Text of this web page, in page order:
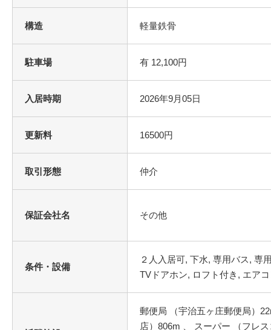
構造 軽量鉄骨
駐車場 有 12,100円
入居時期 2026年9月05日
更新料 16500円
取引形態 仲介
保証会社名 その他
条件・設備
２人入居可, 下水, 専用バス, 専
TVドアホン, ロフト付き, エア
郵便局 （宇治五ヶ庄郵便局）
店）806m 、 スーパー （フレ